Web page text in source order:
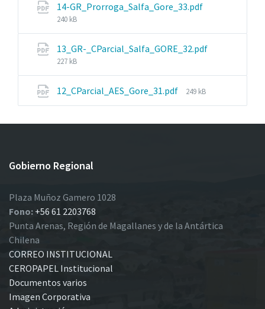
14-GR_Prorroga_Salfa_Gore_33.pdf
File
240 kB
13_GR-_CParcial_Salfa_GORE_32.pdf
File
227 kB
12_CParcial_AES_Gore_31.pdf
File
249 kB
Gobierno Regional
Plaza Muñoz Gamero 1028
Fono: +56 61 2203768
Punta Arenas, Región de Magallanes y de la Antártica
Chilena
CORREO INSTITUCIONAL
CEROPAPEL Institucional
Documentos varios
Imagen Corporativa